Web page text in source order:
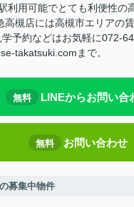
利用可能でとても利便性の
高槻店には高槻市エリアの
予約などはお気軽に072-
takatsuki.comまで。
無料 LINEからお問い合
無料 お問い合わせ
募集中物件